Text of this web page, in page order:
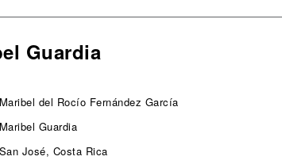
Guardia
Maribel del Rocío Fernández García
Maribel Guardia
San José, Costa Rica